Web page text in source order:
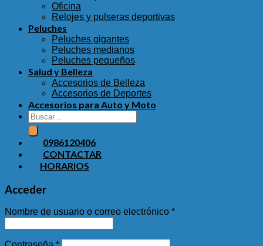
Oficina
Relojes y pulseras deportivas
Peluches
Peluches gigantes
Peluches medianos
Peluches pequeños
Salud y Belleza
Accesorios de Belleza
Accesorios de Deportes
Accesorios para Auto y Moto
Buscar
por:
0986120406
CONTACTAR
HORARIOS
Acceder
Nombre de usuario o correo electrónico *